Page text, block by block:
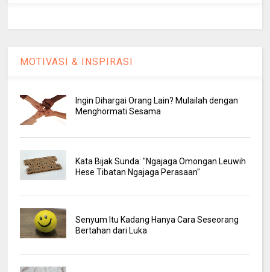
MOTIVASI & INSPIRASI
Ingin Dihargai Orang Lain? Mulailah dengan
Menghormati Sesama
Kata Bijak Sunda: "Ngajaga Omongan Leuwih
Hese Tibatan Ngajaga Perasaan"
Senyum Itu Kadang Hanya Cara Seseorang
Bertahan dari Luka